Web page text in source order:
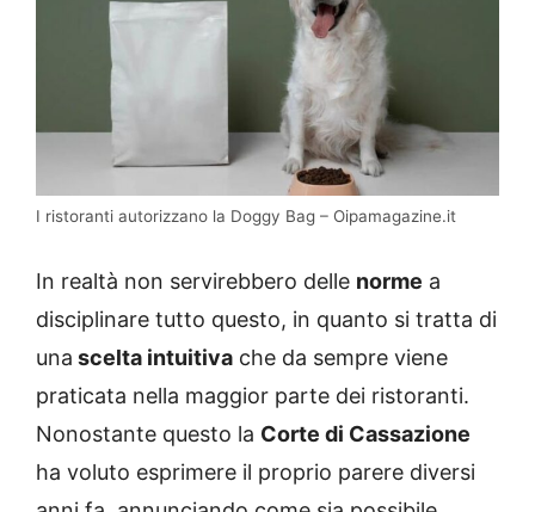
I ristoranti autorizzano la Doggy Bag – Oipamagazine.it
In realtà non servirebbero delle norme a
disciplinare tutto questo, in quanto si tratta di
una scelta intuitiva che da sempre viene
praticata nella maggior parte dei ristoranti.
Nonostante questo la Corte di Cassazione
ha voluto esprimere il proprio parere diversi